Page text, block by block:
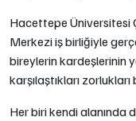
Hacettepe Üniversitesi
Merkezi iş birliğiyle
bireylerin kardeşlerinin
karşılaştıkları
Her biri kendi alanında